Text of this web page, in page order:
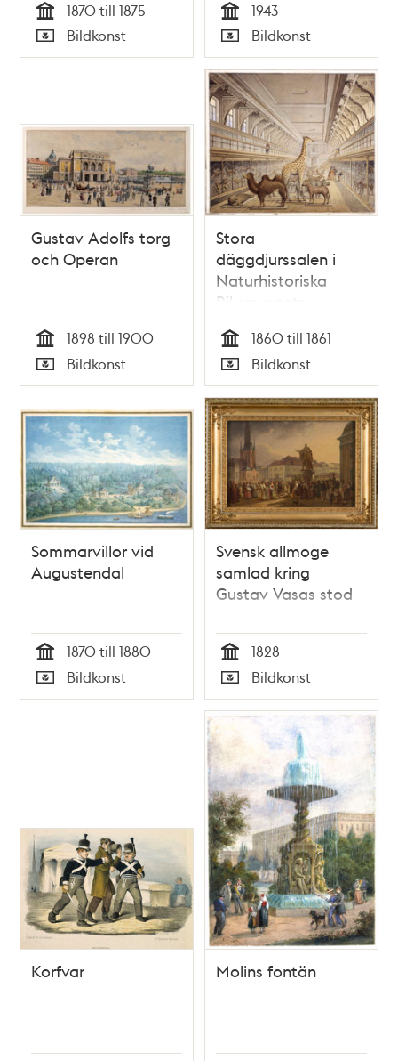
Illustrerad Tidning
den 29 januari 1876.
Tid
1870 till 1875
Typ
Bildkonst Tid
1943
Typ
Bildkonst
Gustav Adolfs torg
och Operan
Tid
1898 till 1900
Typ
Bildkonst
Stora
däggdjurssalen i
Naturhistoriska
Riksmuseets
utställning i
Vetenskapsakademiens
byggnad vid
Wallingatan
Tid
1860 till 1861
Typ
Bildkonst
Sommarvillor vid
Augustendal
Tid
1870 till 1880
Typ
Bildkonst
Svensk allmoge
samlad kring
Gustav Vasas stod
Tid
1828
Typ
Bildkonst
Korfvar Molins fontän